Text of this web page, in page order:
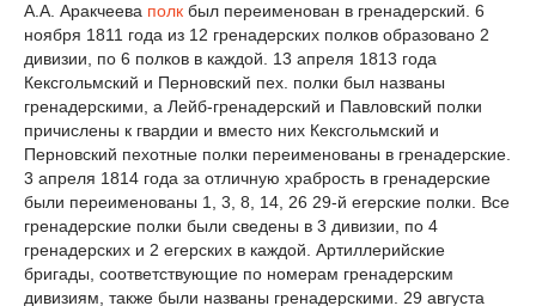
А.А. Аракчеева полк был переименован в гренадерский. 6
ноября 1811 года из 12 гренадерских полков образовано 2
дивизии, по 6 полков в каждой. 13 апреля 1813 года
Кексгольмский и Перновский пех. полки был названы
гренадерскими, а Лейб-гренадерский и Павловский полки
причислены к гвардии и вместо них Кексгольмский и
Перновский пехотные полки переименованы в гренадерские.
3 апреля 1814 года за отличную храбрость в гренадерские
были переименованы 1, 3, 8, 14, 26 29-й егерские полки. Все
гренадерские полки были сведены в 3 дивизии, по 4
гренадерских и 2 егерских в каждой. Артиллерийские
бригады, соответствующие по номерам гренадерским
дивизиям, также были названы гренадерскими. 29 августа